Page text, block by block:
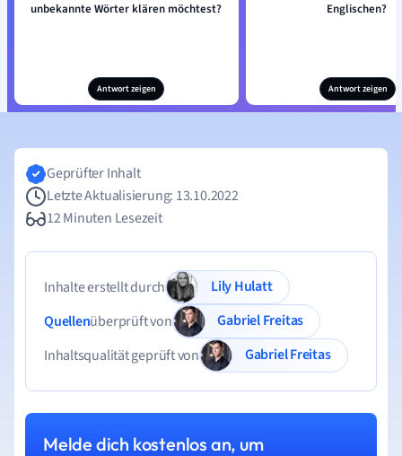
unbekannte Wörter klären möchtest?
Antwort zeigen
Englischen?
Antwort zeigen
Geprüfter Inhalt
Letzte Aktualisierung: 13.10.2022
12 Minuten Lesezeit
Inhalte erstellt durch
Lily Hulatt
Quellenüberprüft von
Gabriel Freitas
Inhaltsqualität geprüft von
Gabriel Freitas
Melde dich kostenlos an, um